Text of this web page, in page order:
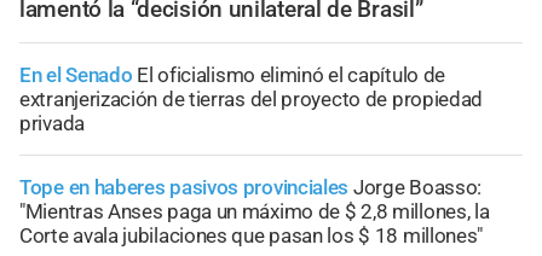
lamentó la “decisión unilateral de Brasil”
En el Senado El oficialismo eliminó el capítulo de
extranjerización de tierras del proyecto de propiedad
privada
Tope en haberes pasivos provinciales Jorge Boasso:
"Mientras Anses paga un máximo de $ 2,8 millones, la
Corte avala jubilaciones que pasan los $ 18 millones"